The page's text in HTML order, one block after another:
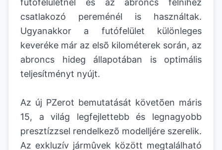
futófelületnél és az abroncs felnihez
csatlakozó pereménél is használtak.
Ugyanakkor a futófelület különleges
keveréke már az elsõ kilométerek során, az
abroncs hideg állapotában is optimális
teljesítményt nyújt.
Az új PZerot bemutatását követõen máris
15, a világ legfejlettebb és legnagyobb
presztízzsel rendelkezõ modelljére szerelik.
Az exkluzív jármûvek között megtalálható